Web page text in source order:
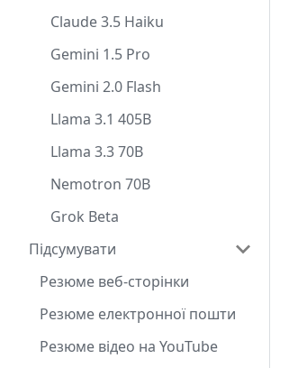
Claude 3.5 Haiku
Gemini 1.5 Pro
Gemini 2.0 Flash
Llama 3.1 405B
Llama 3.3 70B
Nemotron 70B
Grok Beta
Підсумувати
Резюме веб-сторінки
Резюме електронної пошти
Резюме відео на YouTube